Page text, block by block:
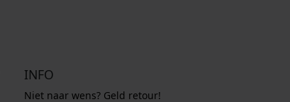
INFO
Niet naar wens? Geld retour!